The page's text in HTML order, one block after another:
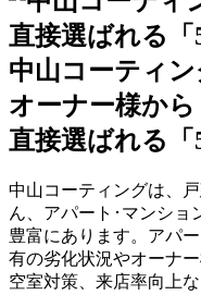
中山コーティ
オーナー様から
直接選ばれる「
中山コーティングは、
ん、アパート･マンショ
豊富にあります。アパ
有の劣化状況やオーナ
空室対策、来店率向上